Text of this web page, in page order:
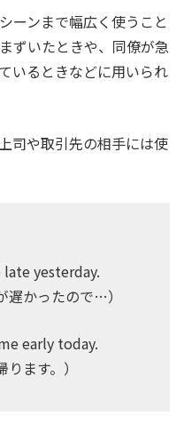
ーンまで幅広く使うこと
ずいたときや、同僚が急
いるときなどに用いられ
司や取引先の相手には使
late yesterday.
遅かったので…）
early today.
ます。）